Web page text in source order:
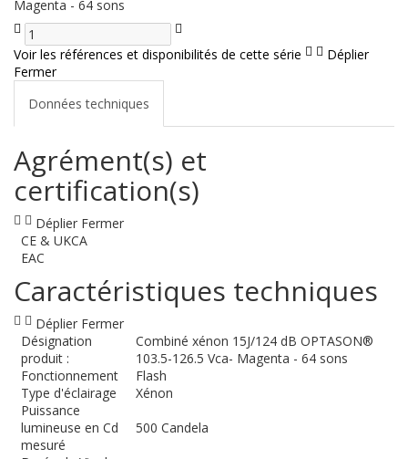
Magenta - 64 sons
Voir les références et disponibilités de cette série
Déplier
Fermer
Données techniques
Agrément(s) et
certification(s)
Déplier Fermer
CE & UKCA
EAC
Caractéristiques techniques
Déplier Fermer
Désignation
produit :
Combiné xénon 15J/124 dB OPTASON®
103.5-126.5 Vca- Magenta - 64 sons
Fonctionnement
Flash
Type d'éclairage
Xénon
Puissance
lumineuse en Cd
mesuré
500 Candela